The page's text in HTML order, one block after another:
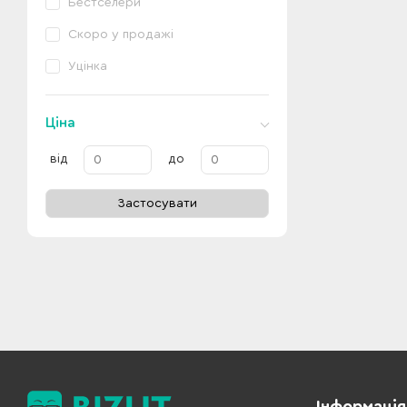
Бестселери
Скоро у продажі
Уцінка
Ціна
від до
Застосувати